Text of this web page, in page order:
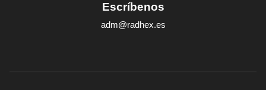
Escríbenos
adm@radhex.es